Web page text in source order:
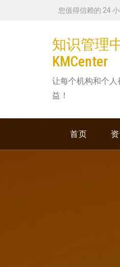
您值得信赖的 24
知识管理
KMCenter
让每个机构和个
益！
首页